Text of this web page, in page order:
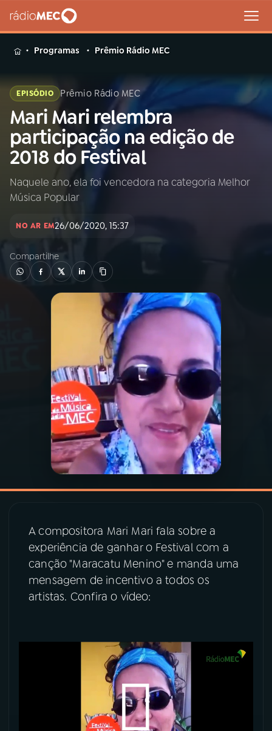
MENU
Buscar
na
Rádio
MEC
Buscar
Início AO VIVO
INÍCIO
02A RÁDIO
PROGRAMAÇÃO
PROGRAMAS
PODCASTS
VIDEOCASTS
ÚLTIMAS
ACOMPANHE A RÁDIO MEC
YouTube Facebook
Instagram X
Programas Prêmio Rádio MEC
EPISÓDIO Prêmio Rádio MEC
Mari Mari relembra
participação na edição de
2018 do Festival
Naquele ano, ela foi vencedora na categoria Melhor
Música Popular
NO AR EM26/06/2020, 15:37
Compartilhe
A compositora Mari Mari fala sobre a
experiência de ganhar o Festival com a
canção "Maracatu Menino" e manda uma
mensagem de incentivo a todos os
artistas. Confira o vídeo: